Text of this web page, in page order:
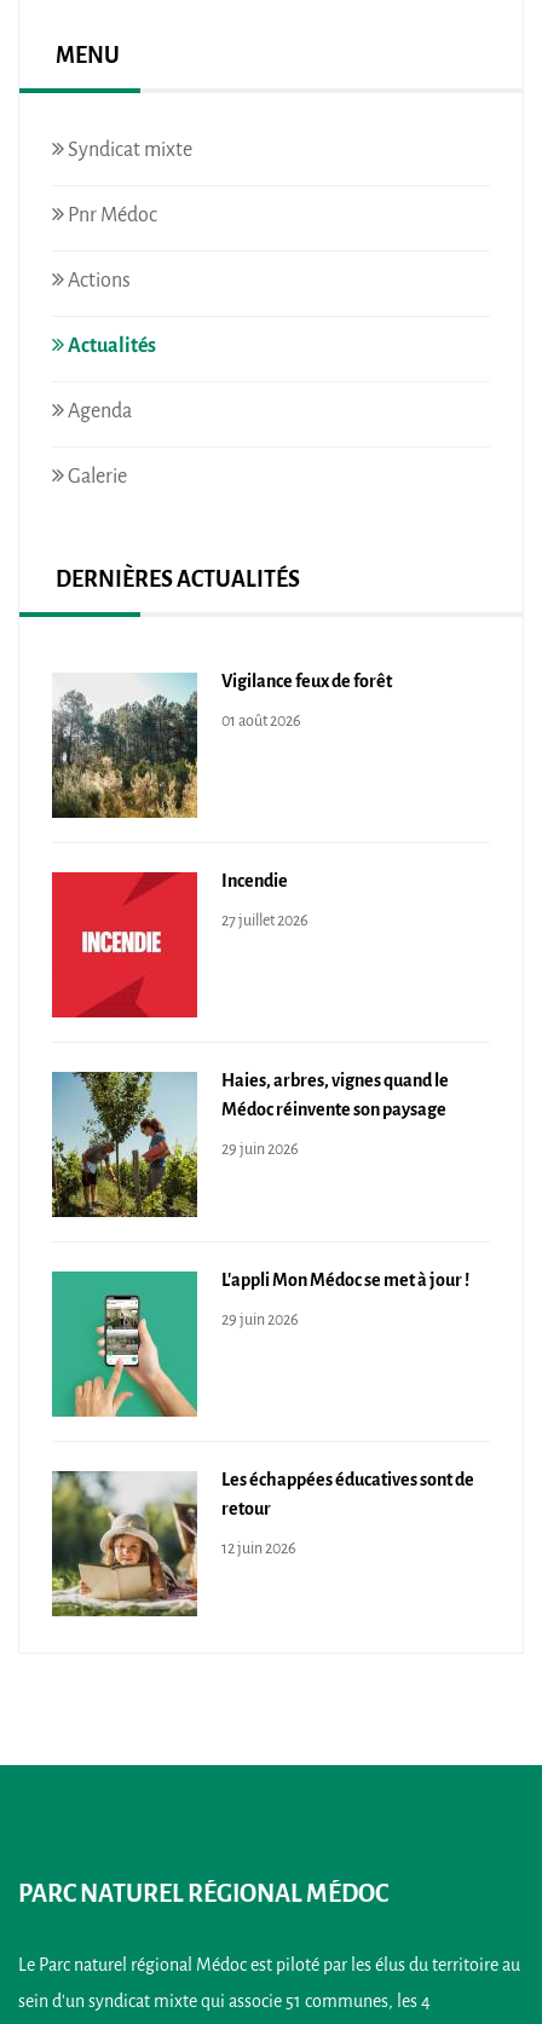
MENU
Syndicat mixte
Pnr Médoc
Actions
Actualités
Agenda
Galerie
DERNIÈRES ACTUALITÉS
Vigilance feux de forêt
01 août 2026
Incendie
27 juillet 2026
Haies, arbres, vignes quand le
Médoc réinvente son paysage
29 juin 2026
L'appli Mon Médoc se met à jour !
29 juin 2026
Les échappées éducatives sont de
retour
12 juin 2026
PARC NATUREL RÉGIONAL MÉDOC
Le Parc naturel régional Médoc est piloté par les élus du territoire au
sein d’un syndicat mixte qui associe 51 communes, les 4